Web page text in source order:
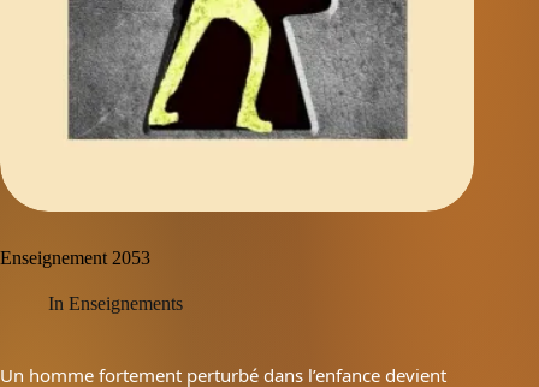
Enseignement 2053
In Enseignements
Un homme fortement perturbé dans l’enfance devient